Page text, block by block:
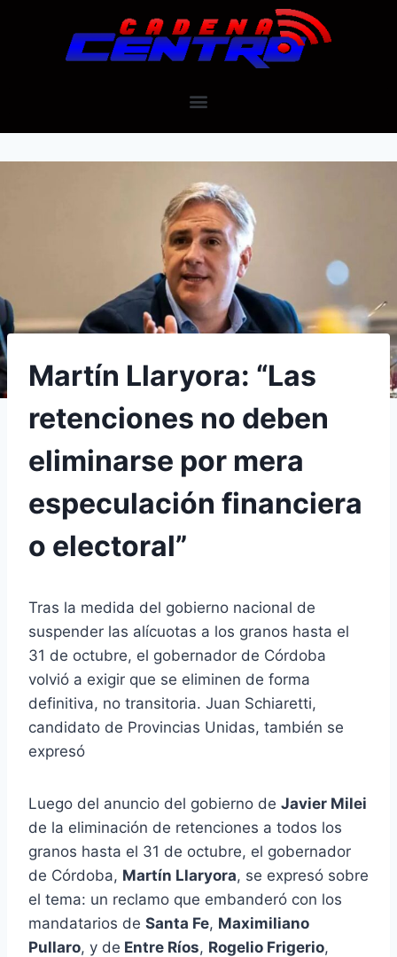
Martín Llaryora: “Las
retenciones no deben
eliminarse por mera
especulación financiera
o electoral”
Tras la medida del gobierno nacional de
suspender las alícuotas a los granos hasta el
31 de octubre, el gobernador de Córdoba
volvió a exigir que se eliminen de forma
definitiva, no transitoria. Juan Schiaretti,
candidato de Provincias Unidas, también se
expresó
Luego del anuncio del gobierno de Javier Milei
de la eliminación de retenciones a todos los
granos hasta el 31 de octubre, el gobernador
de Córdoba, Martín Llaryora, se expresó sobre
el tema: un reclamo que embanderó con los
mandatarios de Santa Fe, Maximiliano
Pullaro, y de Entre Ríos, Rogelio Frigerio,